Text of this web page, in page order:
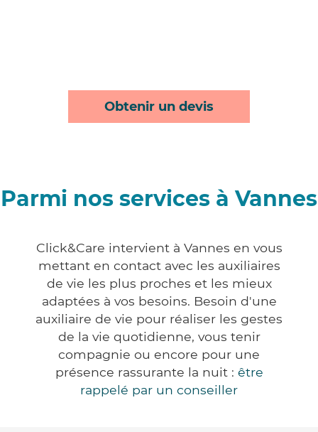
Obtenir un devis
Parmi nos services à Vannes
Click&Care intervient à Vannes en vous
mettant en contact avec les auxiliaires
de vie les plus proches et les mieux
adaptées à vos besoins. Besoin d'une
auxiliaire de vie pour réaliser les gestes
de la vie quotidienne, vous tenir
compagnie ou encore pour une
présence rassurante la nuit : être
rappelé par un conseiller